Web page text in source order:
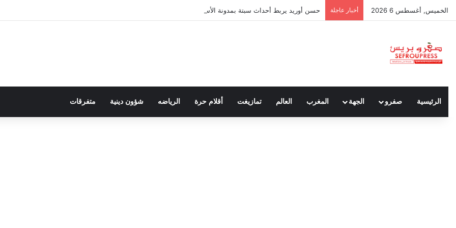
الخميس, أغسطس 6 2026 أخبار عاجلة حسن أوريد يربط أحداث سبتة بمدونة الأسرة في قراءة للتحولات الاجتماعية
الرئيسية صفرو الجهة المغرب العالم تمازيغت أقلام حرة الرياضه شؤون دينية متفرقات